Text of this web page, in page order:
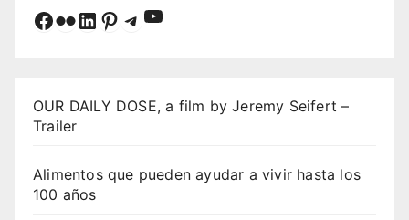
Facebook
Flickr
LinkedIn
Pinterest
Telegram
YouTube
OUR DAILY DOSE, a film by Jeremy Seifert –
Trailer
Alimentos que pueden ayudar a vivir hasta los
100 años